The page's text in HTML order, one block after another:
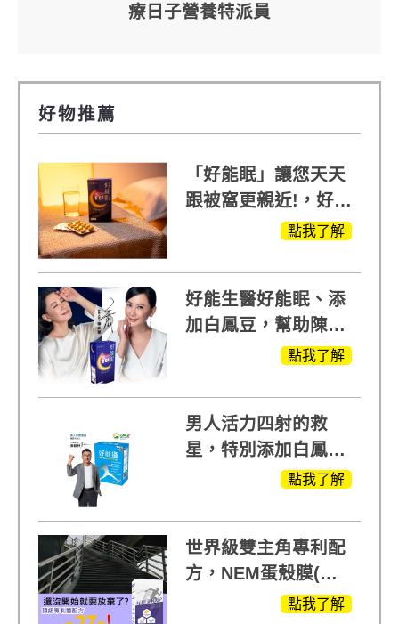
療日子營養特派員
好物推薦
「好能眠」讓您天天
跟被窩更親近!，好能
生醫X陳亞蘭推薦!
點我了解
好能生醫好能眠、添
加白鳳豆，幫助陳亞
蘭入睡的力量點我了解
男人活力四射的救
星，特別添加白鳳豆
萃取 五色瑪卡點我了解
世界級雙主角專利配
方，NEM蛋殼膜(蛋
白聚醣)+UCll原裝進
點我了解